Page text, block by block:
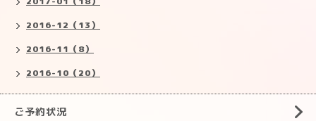
2016-12（13）
2016-11（8）
2016-10（20）
ご予約状況